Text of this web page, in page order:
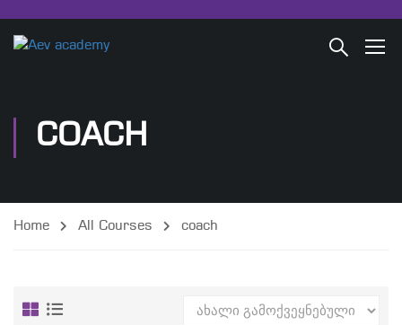
COACH
Home All Courses coach